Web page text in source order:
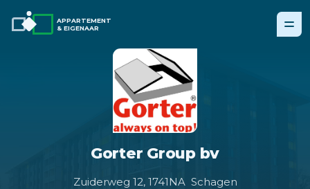
APPARTEMENT
& EIGENAAR
Gorter Group bv
Zuiderweg 12, 1741NA Schagen